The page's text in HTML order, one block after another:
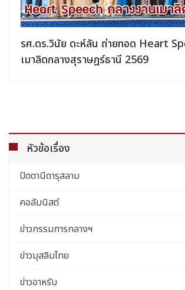
รศ.ดร.วินัย ดะห์ลัน ถ่ายทอด Heart
เมาลิดกลางสุราษฎร์ธานี 2569
หัวข้อเรื่อง
ปัตตานีดารุสลาม
คอลัมนิสต์
ข่าวกรรมการกลางฯ
ข่าวมุสลิมไทย
ข่าวอาหรับ